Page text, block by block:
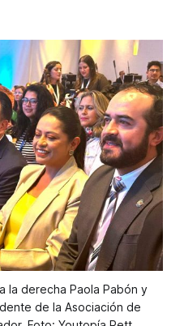
la derecha Paola Pabón y
de la Asociación de